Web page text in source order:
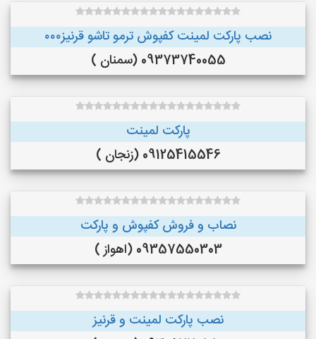
نصب پارکت لمینت کفپوش ترمو تاشو قرنیز۰۰۰
09373740055 (سمنان )
پارکت لمینت
09125415546 (زنجان )
نصاب و فروش کفپوش و پارکت
09357550303 (اهواز )
نصب پارکت لمینت و قرنیز